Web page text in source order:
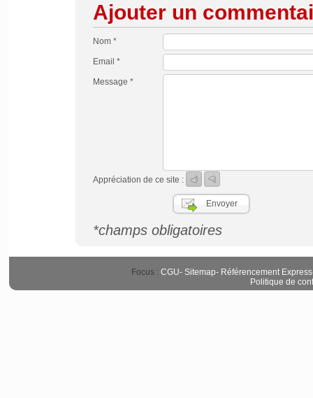
Ajouter un
Nom *
Email *
Message *
Appréciation de ce site :
*champs obligatoires
Focus : CGU- Sitemap- Référencement Express
Politique de